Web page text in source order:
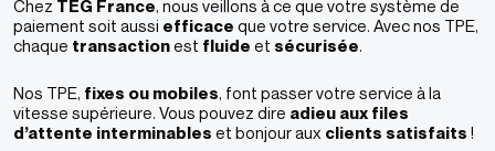
Chez TEG France, nous veillons à ce que votre système de
paiement soit aussi efficace que votre service. Avec nos TPE,
chaque transactionest fluide et sécurisée.
Nos TPE, fixes ou mobiles, font passer votre service à la
vitesse supérieure. Vous pouvez dire adieu aux files
d’attente interminables et bonjour aux clients satisfaits !